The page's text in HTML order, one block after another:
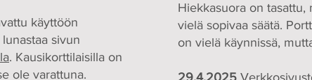
käyttöön
sivun
. Kausikorttilaisilla on
ole varattuna.
Hiekkasuora on
vielä sopivaa säätä.
on vielä käynnissä,
29.4.2025